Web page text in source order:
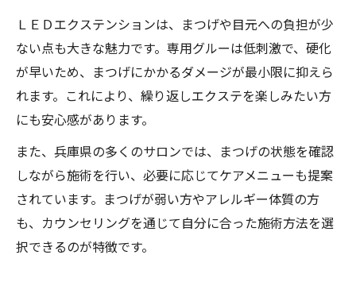
ＬＥＤエクステンションは、まつげや目元への負担が少
ない点も大きな魅力です。専用グルーは低刺激で、硬化
が早いため、まつげにかかるダメージが最小限に抑えら
れます。これにより、繰り返しエクステを楽しみたい方
にも安心感があります。
また、兵庫県の多くのサロンでは、まつげの状態を確認
しながら施術を行い、必要に応じてケアメニューも提案
されています。まつげが弱い方やアレルギー体質の方
も、カウンセリングを通じて自分に合った施術方法を選
択できるのが特徴です。